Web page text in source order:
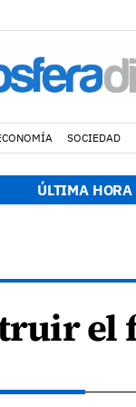
SOCIEDAD
ÚLTIMA HORA
el